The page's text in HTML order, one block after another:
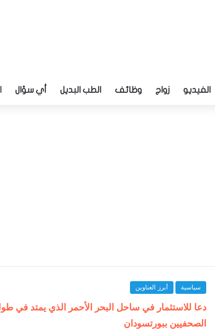
الفيديو زواج وظائف الطب البديل أي سؤال
سياسية أبرز العناوين
الصحفيين ببورتسودان